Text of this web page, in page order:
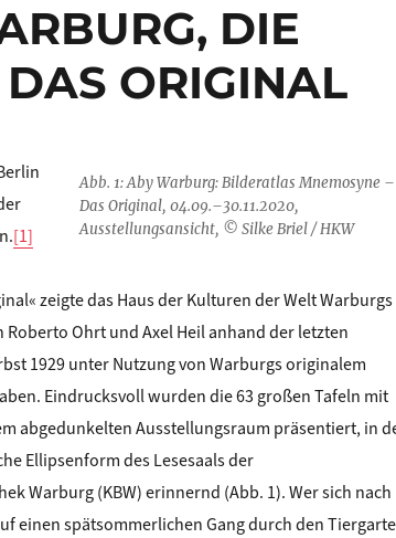
DIE
ORIGINAL
Abb. 1: Aby Warburg: Bilderatlas Mnemosyne –
Das Original, 04.09.–30.11.2020,
Ausstellungsansicht, © Silke Briel / HKW
[1]
zeigte das Haus der Kulturen der Welt Warburgs
Ohrt und Axel Heil anhand der letzten
1929 unter Nutzung von Warburgs originalem
Eindrucksvoll wurden die 63 großen Tafeln mit
abgedunkelten Ausstellungsraum präsentiert, in
Ellipsenform des Lesesaals der
Warburg (KBW) erinnernd (Abb. 1). Wer sich nach
einen spätsommerlichen Gang durch den